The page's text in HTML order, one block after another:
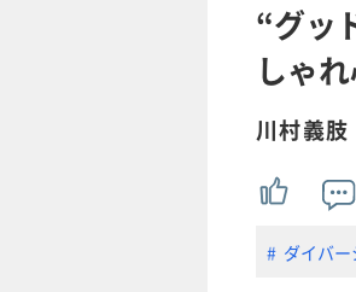
“グッ
しゃ
川村義
ダイバ